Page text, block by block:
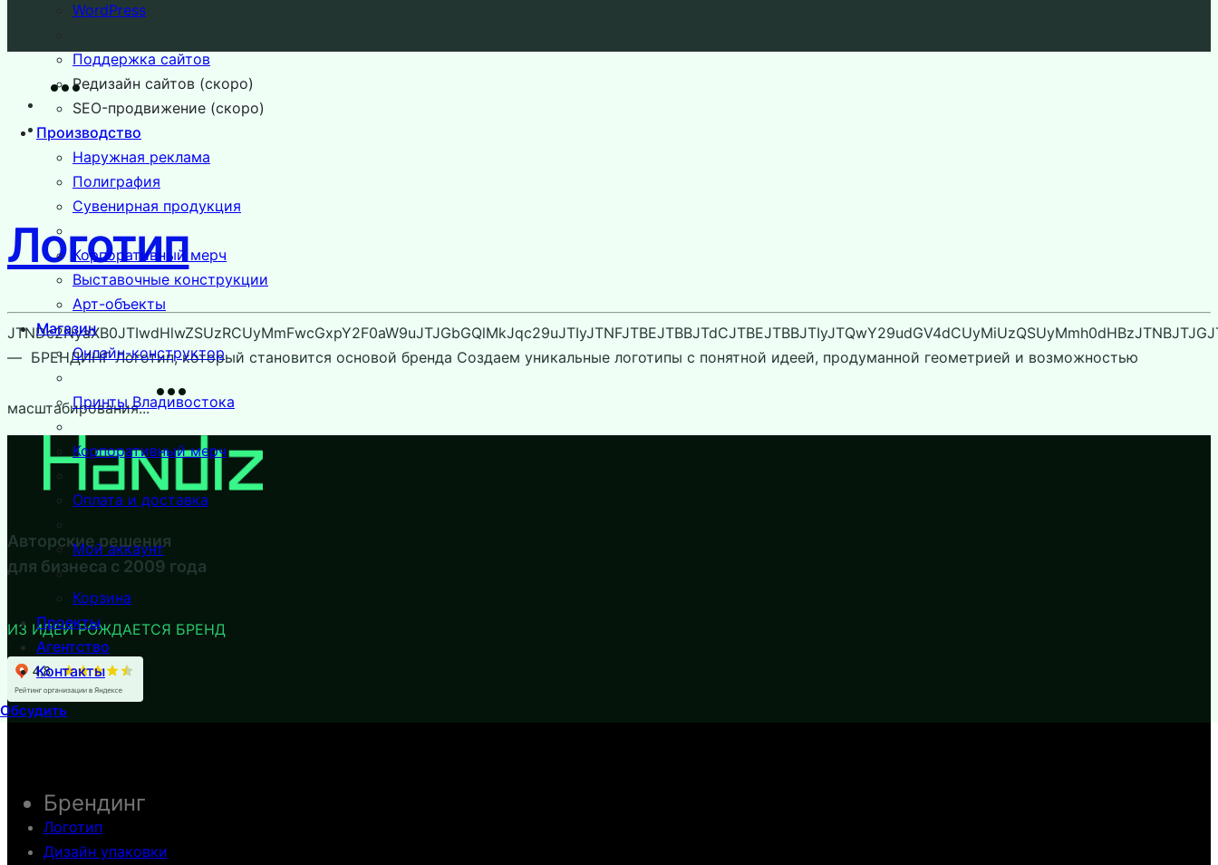
WordPress
Поддержка сайтов
Редизайн сайтов (скоро)
SEO-продвижение (скоро)
Производство
Наружная реклама
Полиграфия
Сувенирная продукция
Корпоративный мерч
Выставочные конструкции
Арт-объекты
Магазин
Онлайн-конструктор
Принты Владивостока
Корпоративный мерч
Оплата и доставка
Мой аккаунт
Корзина
Проекты
Агентство
Контакты
Обсудить
Логотип
— БРЕНДИНГ Логотип, который становится основой бренда Создаем уникальные логотипы с понятной идеей, продуманной геометрией и возможностью
масштабирования...
Авторские решения
для бизнеса с 2009 года
ИЗ ИДЕИ РОЖДАЕТСЯ БРЕНД
Брендинг
Логотип
Дизайн упаковки